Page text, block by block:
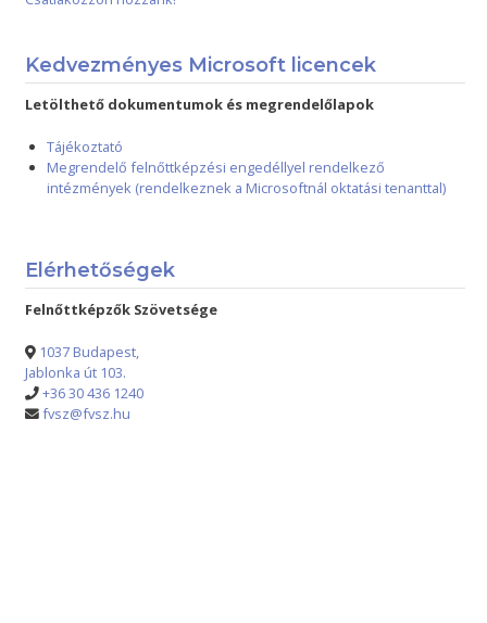
Kedvezményes Microsoft licencek
Letölthető dokumentumok és megrendelőlapok
Tájékoztató
Megrendelő felnőttképzési engedéllyel rendelkező
intézmények (rendelkeznek a Microsoftnál oktatási tenanttal)
Elérhetőségek
Felnőttképzők Szövetsége
1037 Budapest,
Jablonka út 103.
+36 30 436 1240
fvsz@fvsz.hu